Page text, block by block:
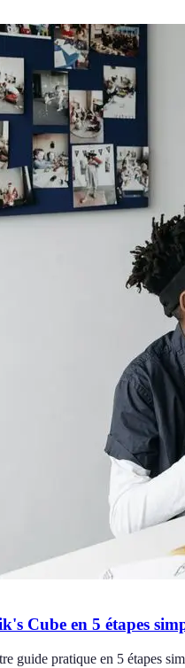
Cube en 5 étapes
guide pratique en 5 étapes